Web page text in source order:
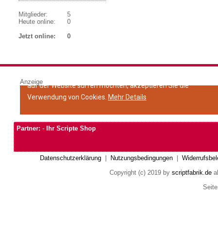
Mitglieder:
Heute online:
5
0
Jetzt online:
0
Anzeige
Partner: - Ihr Scripte Shop
Datenschutzerklärung| Nutzungsbedingungen|
Copyright (c) 2019 by scriptfabrik.de